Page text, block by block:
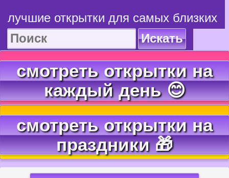
лучшие открытки для самых близких
Искать
смотреть открытки на
каждый день 😊
смотреть открытки на
праздники 🎁